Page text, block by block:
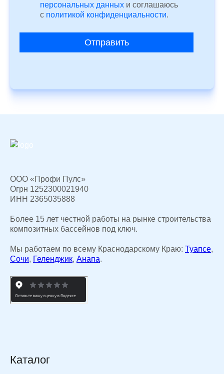
персональных данных и соглашаюсь
c политикой конфиденциальности.
Отправить
ООО «Профи Пулс»
Огрн 1252300021940
ИНН 2365035888
Более 15 лет честной работы на рынке строительства
композитных бассейнов под ключ.
Мы работаем по всему Краснодарскому Краю: Туапсе,
Сочи, Геленджик, Анапа.
Каталог